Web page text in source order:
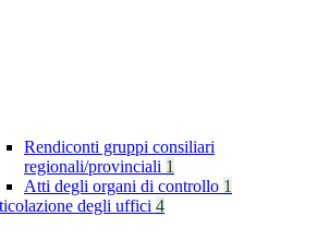
Rendiconti gruppi consiliari
regionali/provinciali 1
Atti degli organi di controllo 1
degli uffici 4